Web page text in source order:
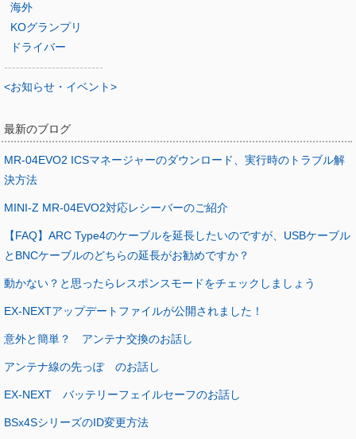
海外
KOグランプリ
ドライバー
-------------------------
<お知らせ・イベント>
最新のブログ
MR-04EVO2 ICSマネージャーのダウンロード、実行時のトラブル解
決方法
MINI-Z MR-04EVO2対応レシーバーのご紹介
【FAQ】ARC Type4のケーブルを延長したいのですが、USBケーブル
とBNCケーブルのどちらの延長がお勧めですか？
動かない？と思ったらレスポンスモードをチェックしましょう
EX-NEXTアップデートファイルが公開されました！
意外と簡単？ アンテナ交換のお話し
アンテナ線の先っぽ のお話し
EX-NEXT バッテリーフェイルセーフのお話し
BSx4SシリーズのID変更方法